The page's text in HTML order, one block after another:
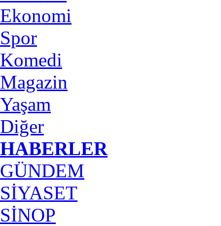
Ekonomi
Spor
Komedi
Magazin
Yaşam
Diğer
HABERLER
GÜNDEM
SİYASET
SİNOP